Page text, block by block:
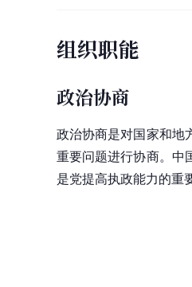
组织职能
政治协商
政治协商是对国家和地
重要问题进行协商。中
是党提高执政能力的重